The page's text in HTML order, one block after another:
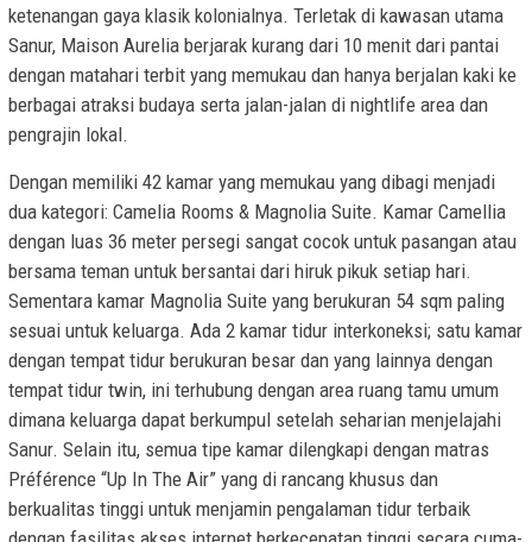
ketenangan gaya klasik kolonialnya. Terletak di kawasan utama
Sanur, Maison Aurelia berjarak kurang dari 10 menit dari pantai
dengan matahari terbit yang memukau dan hanya berjalan kaki ke
berbagai atraksi budaya serta jalan-jalan di nightlife area dan
pengrajin lokal.
Dengan memiliki 42 kamar yang memukau yang dibagi menjadi
dua kategori: Camelia Rooms & Magnolia Suite. Kamar Camellia
dengan luas 36 meter persegi sangat cocok untuk pasangan atau
bersama teman untuk bersantai dari hiruk pikuk setiap hari.
Sementara kamar Magnolia Suite yang berukuran 54 sqm paling
sesuai untuk keluarga. Ada 2 kamar tidur interkoneksi; satu kamar
dengan tempat tidur berukuran besar dan yang lainnya dengan
tempat tidur twin, ini terhubung dengan area ruang tamu umum
dimana keluarga dapat berkumpul setelah seharian menjelajahi
Sanur. Selain itu, semua tipe kamar dilengkapi dengan matras
Préférence “Up In The Air” yang di rancang khusus dan
berkualitas tinggi untuk menjamin pengalaman tidur terbaik